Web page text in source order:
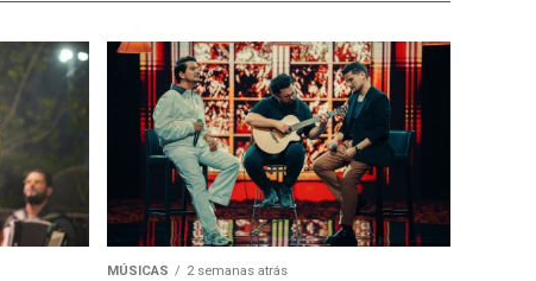
MÚSICAS 2 semanas atrás